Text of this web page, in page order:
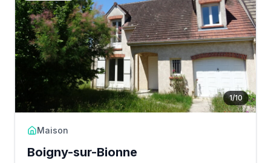
1/10
Maison
Boigny-sur-Bionne